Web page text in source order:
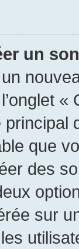
un
que
des
sur